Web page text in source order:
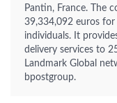
Pantin, France. The
39,334,092 euros
individuals. It
delivery services to
Landmark Global
bpostgroup.